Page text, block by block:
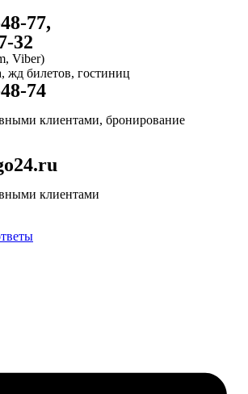
77,
32
Viber)
жд билетов, гостиниц
74
клиентами, бронирование
клиентами